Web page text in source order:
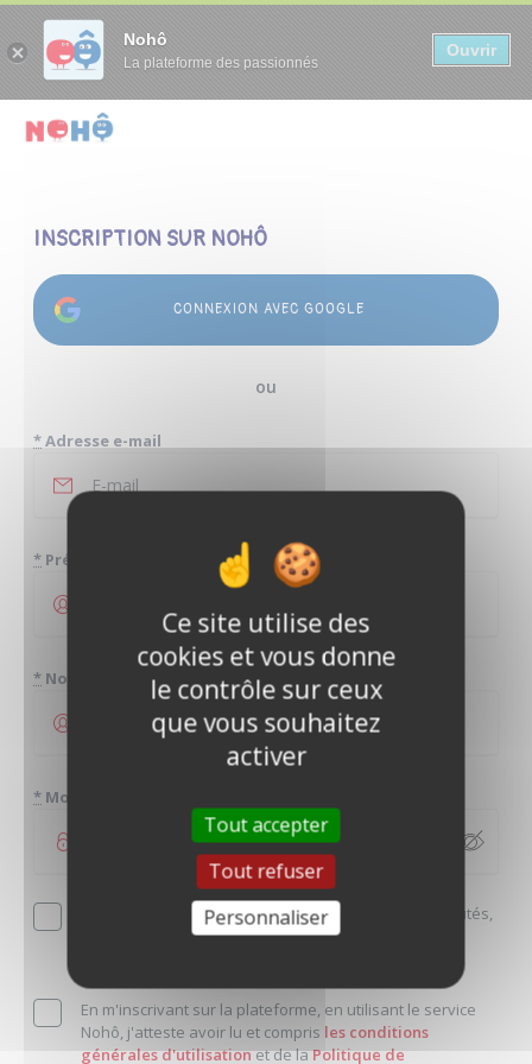
Nohô
La plateforme des passionnés
Ouvrir
INSCRIPTION SUR NOHÔ
CONNEXION AVEC GOOGLE
ou
*Adresse e-mail
* Prénom
* Nom
* Mot de passe
Je souhaite découvrir en avant-première les nouveautés,
les annonces coup de coeur et bénéficier des offres
En m'inscrivant sur la plateforme, en utilisant le service
Nohô, j'atteste avoir lu et compris les conditions
générales d'utilisationet de laPolitique de
Panneau de gestion des cookies
Ce site utilise des
cookies et vous donne
le contrôle sur ceux
que vous souhaitez
activer
Tout accepter
Tout refuser
Personnaliser